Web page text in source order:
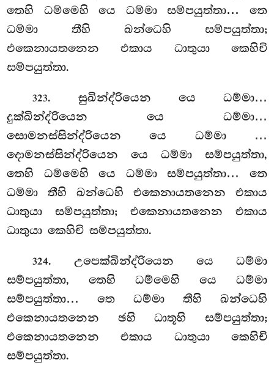
තෙහි ධම්මෙහි යෙ ධම්මා සම්පයුත්තා… තෙ
ධම්මා තීහි ඛන්ධෙහි සම්පයුත්තා;
එකෙනායතනෙන එකාය ධාතුයා කෙහිචි
සම්පයුත්තා.
323. සුඛින්ද්රියෙන යෙ ධම්මා…
දුක්ඛින්ද්රියෙන යෙ ධම්මා…
සොමනස්සින්ද්රියෙන යෙ ධම්මා
…
දොමනස්සින්ද්රියෙනයෙ ධම්මා සම්පයුත්තා,
තෙහි ධම්මෙහි යෙ ධම්මා සම්පයුත්තා… තෙ
ධම්මා තීහි ඛන්ධෙහි එකෙනායතනෙන එකාය
ධාතුයා සම්පයුත්තා; එකෙනායතනෙන එකාය
ධාතුයා කෙහිචි සම්පයුත්තා.
324. උපෙක්ඛින්ද්රියෙන යෙ ධම්මා
සම්පයුත්තා, තෙහි ධම්මෙහි යෙ ධම්මා
සම්පයුත්තා… තෙ ධම්මා තීහි ඛන්ධෙහි
එකෙනායතනෙන ඡහි ධාතූහි සම්පයුත්තා;
එකෙනායතනෙන එකාය ධාතුයා කෙහිචි
සම්පයුත්තා.